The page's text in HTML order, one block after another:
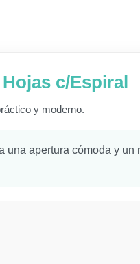
c/Espiral
y moderno.
apertura cómoda y un